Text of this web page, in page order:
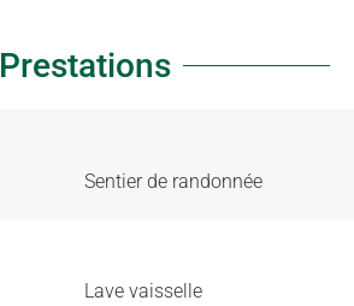
Prestations
Sentier de randonnée
Lave vaisselle